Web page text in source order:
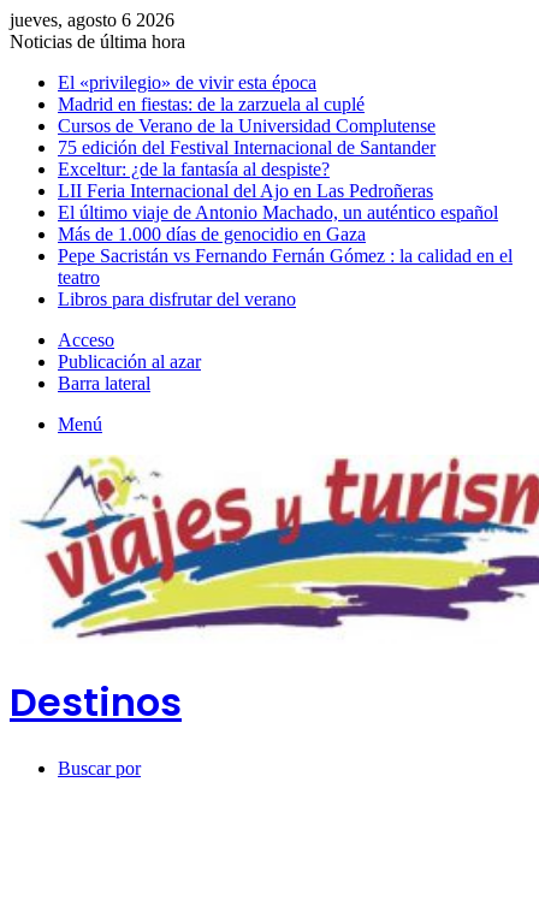
jueves, agosto 6 2026
Noticias de última hora
El «privilegio» de vivir esta época
Madrid en fiestas: de la zarzuela al cuplé
Cursos de Verano de la Universidad Complutense
75 edición del Festival Internacional de Santander
Exceltur: ¿de la fantasía al despiste?
LII Feria Internacional del Ajo en Las Pedroñeras
El último viaje de Antonio Machado, un auténtico español
Más de 1.000 días de genocidio en Gaza
Pepe Sacristán vs Fernando Fernán Gómez : la calidad en el
teatro
Libros para disfrutar del verano
Acceso
Publicación al azar
Barra lateral
Menú
Destinos
Buscar por